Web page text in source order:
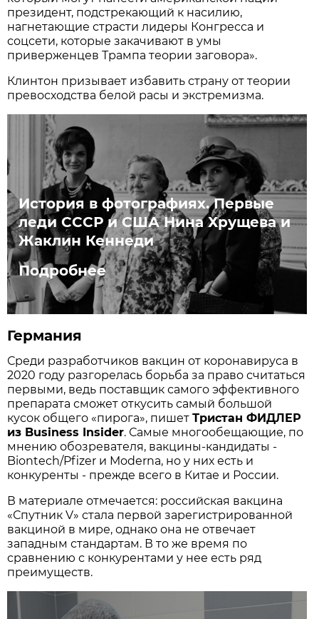
президент, подстрекающий к насилию,
нагнетающие страсти лидеры Конгресса и
соцсети, которые закачивают в умы
приверженцев Трампа теории заговора».
Клинтон призывает избавить страну от теории
превосходства белой расы и экстремизма.
История в фотографиях. Первые
леди СССР и США Нина Хрущева и
Жаклин Кеннеди
Подробнее
Германия
Среди разработчиков вакцин от коронавируса в
2020 году разгорелась борьба за право считаться
первыми, ведь поставщик самого эффективного
препарата сможет откусить самый большой
кусок общего «пирога», пишетТристан ФИДЛЕР
из Business Insider. Самые многообещающие, по
мнению обозревателя, вакцины-кандидаты -
Biontech/Pfizer и Moderna, но у них есть и
конкуренты - прежде всего в Китае и России.
В материале отмечается: российская вакцина
«Спутник V» стала первой зарегистрированной
вакциной в мире, однако она не отвечает
западным стандартам. В то же время по
сравнению с конкурентами у нее есть ряд
преимуществ.